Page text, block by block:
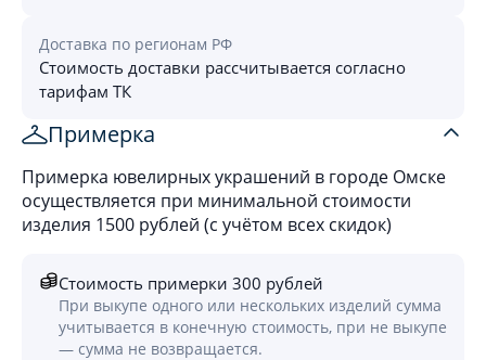
Доставка по регионам РФ
Стоимость доставки рассчитывается согласно
тарифам ТК
Примерка
Примерка ювелирных украшений в городе Омске
осуществляется при минимальной стоимости
изделия 1500 рублей (с учётом всех скидок)
Стоимость примерки 300 рублей
При выкупе одного или нескольких изделий сумма
учитывается в конечную стоимость, при не выкупе
— сумма не возвращается.